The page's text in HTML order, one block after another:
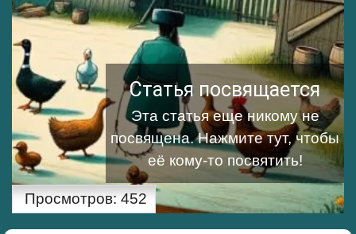
Статья посвящается
Эта статья еще никому не
посвящена.Нажмите тут, чтобы
её кому-то посвятить!
Просмотров: 452